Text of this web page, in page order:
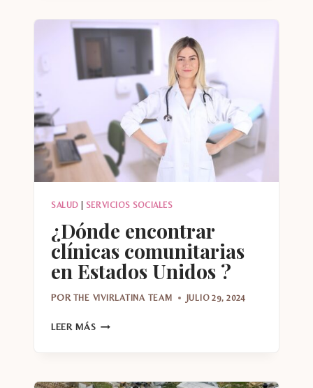
EN
SALUD| SERVICIOS SOCIALES
¿Dónde encontrar
clínicas comunitarias
en Estados Unidos ?
POR THE VIVIRLATINA TEAM JULIO 29, 2024
LEER MÁS ¿DÓNDE
EN